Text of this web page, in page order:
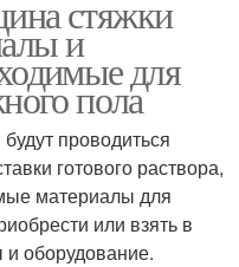
стяжки
и
для
пола
проводиться
готового раствора,
материалы для
или взять в
оборудование.